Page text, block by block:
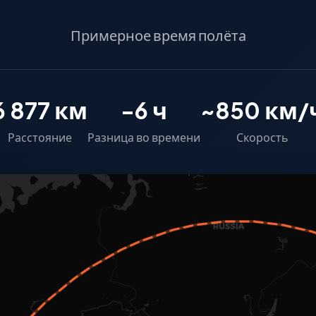
Примерное время полёта
877 км
Расстояние
-6 ч
Разница во времени
~850 км/
Скорость